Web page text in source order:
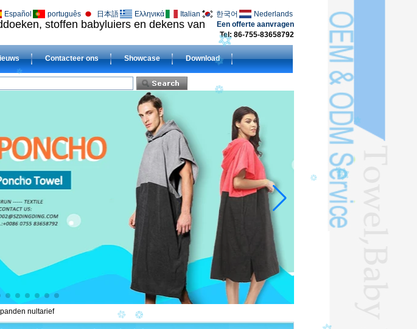
stoffen babyluiers en dekens van
Tel: 86-755-83658792
Een offerte aanvragen
Español português 日本語 Ελληνικά Italian 한국어 Nederlands
Contacteer ons Showcase Download
nultarief